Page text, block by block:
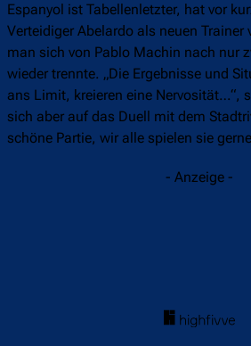
Espanyol ist Tabellenletzter, hat vor
Verteidiger Abelardo als neuen
man sich von Pablo Machin nach nur
wieder trennte. „Die Ergebnisse und
ans Limit, kreieren eine Nervosität…“,
sich aber auf das Duell mit dem
schöne Partie, wir alle spielen sie
- Anzeige -